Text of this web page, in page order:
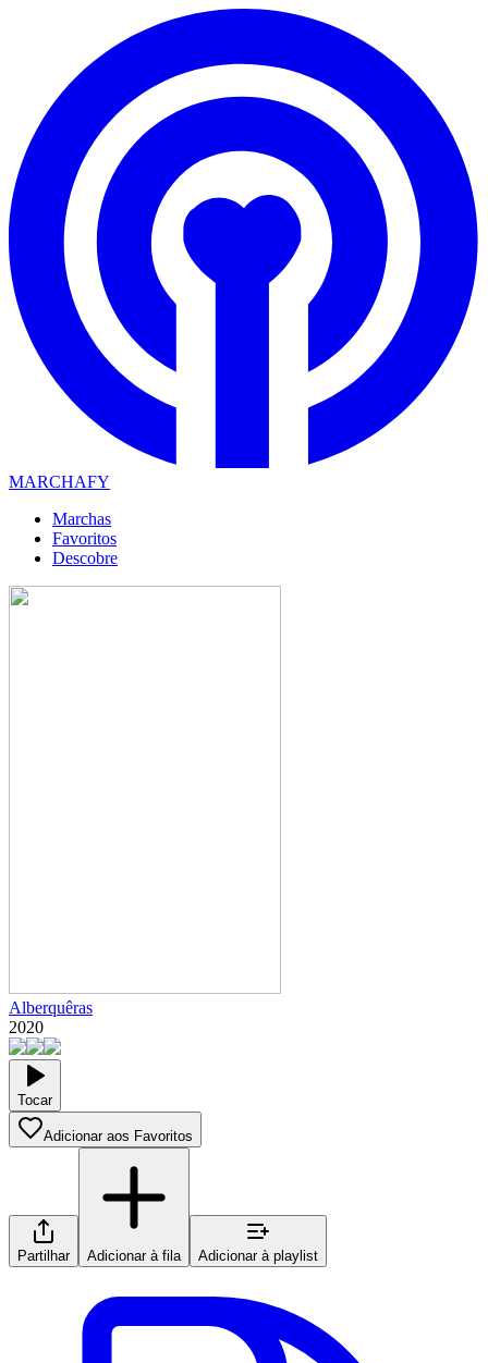
MARCHAFY
Marchas
Favoritos
Descobre
Alberquêras
2020
Tocar
Adicionar aos Favoritos
Partilhar Adicionar à fila Adicionar à playlist